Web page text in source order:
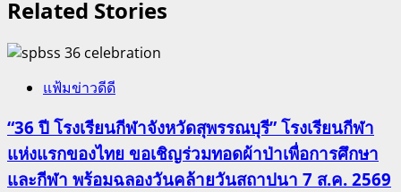
Related Stories
แฟ้มข่าวดีดี
“36 ปี โรงเรียนกีฬาจังหวัดสุพรรณบุรี” โรงเรียนกีฬา
แห่งแรกของไทย ขอเชิญร่วมทอดผ้าป่าเพื่อการศึกษา
และกีฬา พร้อมฉลองวันคล้ายวันสถาปนา 7 ส.ค. 2569